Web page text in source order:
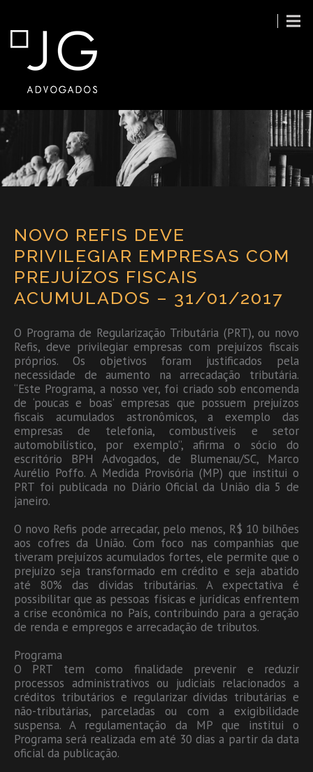
NOVO REFIS DEVE
PRIVILEGIAR EMPRESAS COM
PREJUÍZOS FISCAIS
ACUMULADOS – 31/01/2017
O Programa de Regularização Tributária (PRT), ou novo
Refis, deve privilegiar empresas com prejuízos fiscais
próprios. Os objetivos foram justificados pela
necessidade de aumento na arrecadação tributária.
“Este Programa, a nosso ver, foi criado sob encomenda
de ‘poucas e boas’ empresas que possuem prejuízos
fiscais acumulados astronômicos, a exemplo das
empresas de telefonia, combustíveis e setor
automobilístico, por exemplo”, afirma o sócio do
escritório BPH Advogados, de Blumenau/SC, Marco
Aurélio Poffo. A Medida Provisória (MP) que institui o
PRT foi publicada no Diário Oficial da União dia 5 de
janeiro.
O novo Refis pode arrecadar, pelo menos, R$ 10 bilhões
aos cofres da União. Com foco nas companhias que
tiveram prejuízos acumulados fortes, ele permite que o
prejuízo seja transformado em crédito e seja abatido
até 80% das dívidas tributárias. A expectativa é
possibilitar que as pessoas físicas e jurídicas enfrentem
a crise econômica no País, contribuindo para a geração
de renda e empregos e arrecadação de tributos.
Programa
O PRT tem como finalidade prevenir e reduzir
processos administrativos ou judiciais relacionados a
créditos tributários e regularizar dívidas tributárias e
não-tributárias, parceladas ou com a exigibilidade
suspensa. A regulamentação da MP que institui o
Programa será realizada em até 30 dias a partir da data
oficial da publicação.